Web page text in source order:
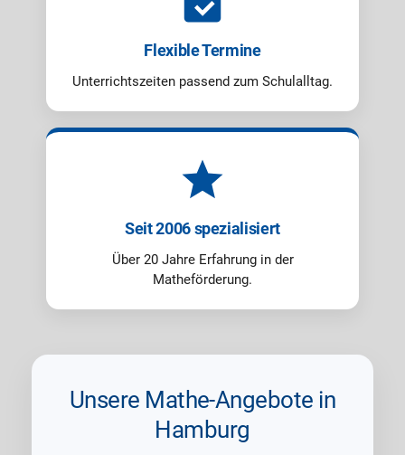
Flexible Termine
Unterrichtszeiten passend zum Schulalltag.
Seit 2006 spezialisiert
Über 20 Jahre Erfahrung in der
Matheförderung.
Unsere Mathe-Angebote in
Hamburg